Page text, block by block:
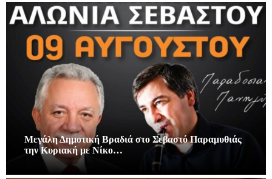
Μεγάλη Δημοτική Βραδιά στο Σεβαστό Παραμυθιάς
την Κυριακή με Νίκο…